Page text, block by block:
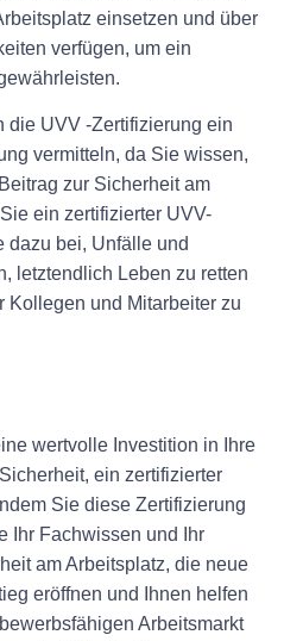
einsetzen und über
verfügen, um ein
die UVV -Zertifizierung ein
vermitteln, da Sie wissen,
zur Sicherheit am
ein zertifizierter UVV-
dazu bei, Unfälle und
letztendlich Leben zu retten
Kollegen und Mitarbeiter zu
wertvolle Investition in Ihre
ein zertifizierter
Sie diese Zertifizierung
Ihr Fachwissen und Ihr
am Arbeitsplatz, die neue
eröffnen und Ihnen helfen
Arbeitsmarkt